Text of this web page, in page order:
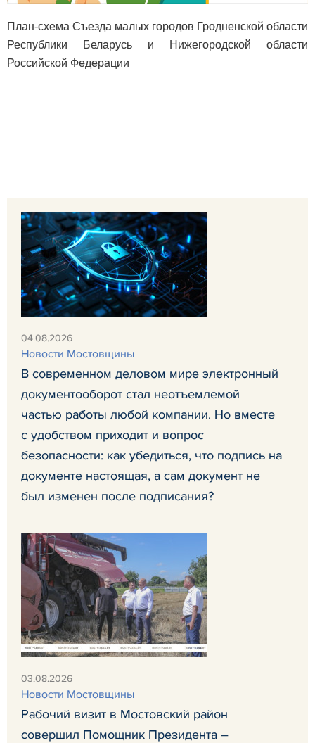
План-схема Съезда малых городов Гродненской области
Республики Беларусь и Нижегородской области
Российской Федерации
04.08.2026
Новости Мостовщины
В современном деловом мире электронный
документооборот стал неотъемлемой
частью работы любой компании. Но вместе
с удобством приходит и вопрос
безопасности: как убедиться, что подпись на
документе настоящая, а сам документ не
был изменен после подписания?
03.08.2026
Новости Мостовщины
Рабочий визит в Мостовский район
совершил Помощник Президента –